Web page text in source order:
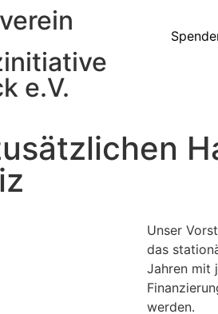
e.V.
Unser
das
Jahren mit
werden.